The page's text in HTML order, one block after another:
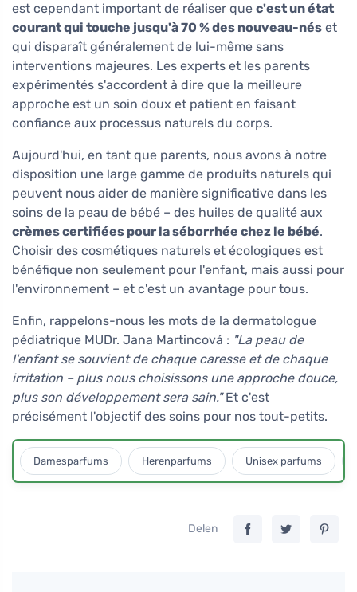
est cependant important de réaliser que c'est un état
courant qui touche jusqu'à 70 % des nouveau-nés et
qui disparaît généralement de lui-même sans
interventions majeures. Les experts et les parents
expérimentés s'accordent à dire que la meilleure
approche est un soin doux et patient en faisant
confiance aux processus naturels du corps.
Aujourd'hui, en tant que parents, nous avons à notre
disposition une large gamme de produits naturels qui
peuvent nous aider de manière significative dans les
soins de la peau de bébé – des huiles de qualité aux
crèmes certifiées pour la séborrhée chez le bébé.
Choisir des cosmétiques naturels et écologiques est
bénéfique non seulement pour l'enfant, mais aussi pour
l'environnement – et c'est un avantage pour tous.
Enfin, rappelons-nous les mots de la dermatologue
pédiatrique MUDr. Jana Martincová : "La peau de
l'enfant se souvient de chaque caresse et de chaque
irritation – plus nous choisissons une approche douce,
plus son développement sera sain."Et c'est
précisément l'objectif des soins pour nos tout-petits.
Damesparfums Herenparfums Unisex parfums
Delen